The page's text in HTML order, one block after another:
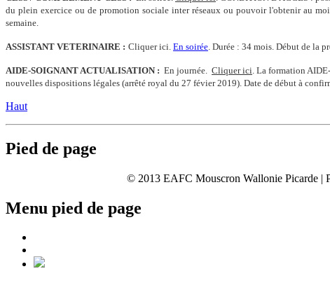
du plein exercice ou de promotion sociale inter réseaux ou pouvoir l'obtenir au
semaine.
ASSISTANT VETERINAIRE : Cliquer ici. En soirée Durée : 34 mois. Début de la
AIDE-SOIGNANT ACTUALISATION : En journée. Cliquer ici . La formation
nouvelles dispositions légales (arrêté royal du 27 févier 2019). Date de début à
Haut
Pied de page
© 2013 EAFC Mouscron Wallonie Picarde |
Menu pied de page